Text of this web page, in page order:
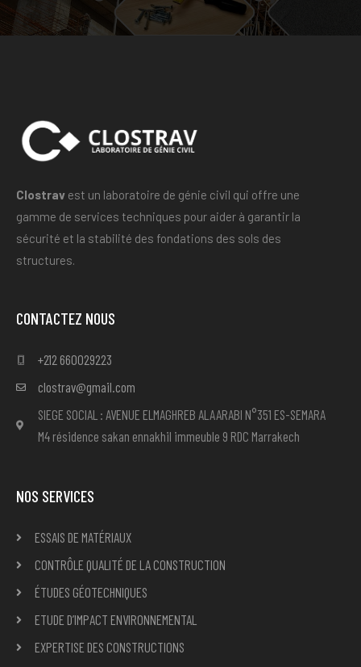
Clostrav est un laboratoire de génie civil qui offre une
gamme de services techniques pour aider à garantir la
sécurité et la stabilité des fondations des sols des
structures.
CONTACTEZ NOUS
+212 660029223
clostrav@gmail.com
SIEGE SOCIAL : AVENUE ELMAGHREB ALAARABI N°351 ES-SEMARA
M4 résidence sakan ennakhil immeuble 9 RDC Marrakech
NOS SERVICES
ESSAIS DE MATÉRIAUX
CONTRÔLE QUALITÉ DE LA CONSTRUCTION
ÉTUDES GÉOTECHNIQUES
ETUDE D’IMPACT ENVIRONNEMENTAL
EXPERTISE DES CONSTRUCTIONS